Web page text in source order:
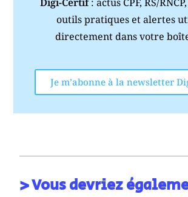
outils pratiques et alertes
directement dans votre
Je m’abonne à la newsletter
> Vous devriez